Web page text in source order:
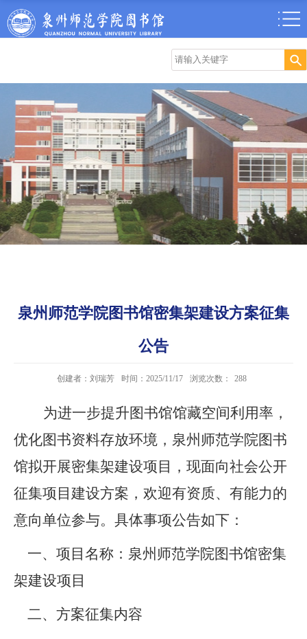
泉州师范学院图书馆密集架建设方案征集
公告
创建者：刘瑞芳 时间：2025/11/17 浏览次数： 288
为进一步提升图书馆馆藏空间利用率，
优化图书资料存放环境，泉州师范学院图书
馆拟开展密集架建设项目，现面向社会公开
征集项目建设方案，欢迎有资质、有能力的
意向单位参与。具体事项公告如下：
一、项目名称： 泉州师范学院图书馆密集
架建设项目
二、方案征集内容